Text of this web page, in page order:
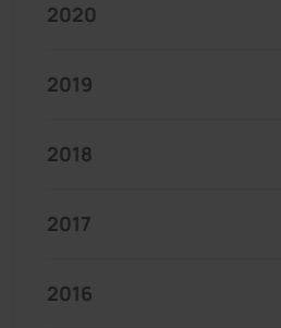
2020
2019
2018
2017
2016